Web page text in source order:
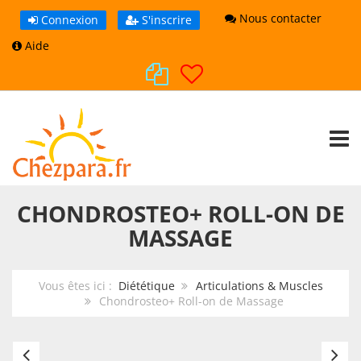
Connexion S'inscrire
Nous contacter
Aide
CHONDROSTEO+ ROLL-ON DE
MASSAGE
Vous êtes ici : Diététique
Articulations & Muscles
Chondrosteo+ Roll-on de Massage
Chondrostéo+